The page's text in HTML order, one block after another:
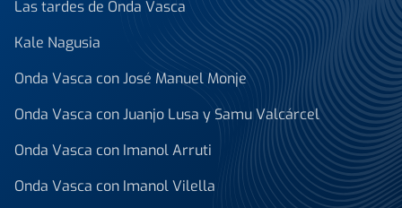
Las tardes de Onda Vasca
Kale Nagusia
Onda Vasca con José Manuel Monje
Onda Vasca con Juanjo Lusa y Samu Valcárcel
Onda Vasca con Imanol Arruti
Onda Vasca con Imanol Vilella